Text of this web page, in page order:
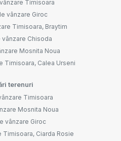
Timisoara
vânzare Giroc
Timisoara, Braytim
Chisoda
Mosnita Noua
Timisoara, Calea Urseni
terenuri
Timisoara
Mosnita Noua
vânzare Giroc
Timisoara, Ciarda Rosie